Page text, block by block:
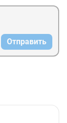
Отправить